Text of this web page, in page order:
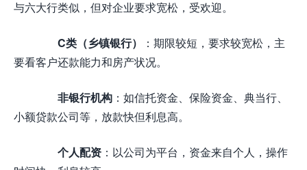
与六大行类似，但对企业要求宽松，受欢迎。
C类（乡镇银行）
：期限较短，要求较宽松，主
要看客户还款能力和房产状况。
非银行机构 ：如信托资金、保险资金、典当行、
小额贷款公司等，放款快但利息高。
个人配资 ：以公司为平台，资金来自个人，操作